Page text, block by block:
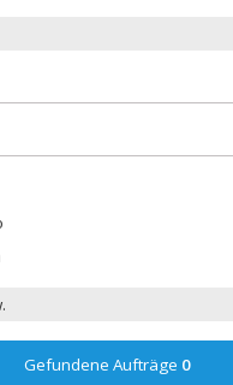
Gefundene Aufträge 0